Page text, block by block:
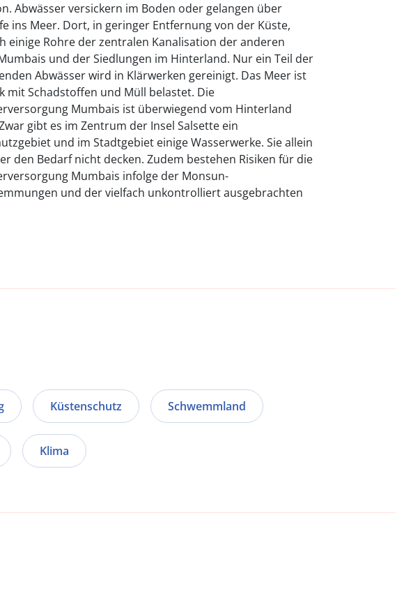
Abwässer versickern im Boden oder gelangen über
ins Meer. Dort, in geringer Entfernung von der Küste,
einige Rohre der zentralen Kanalisation der anderen
und der Siedlungen im Hinterland. Nur ein Teil der
Abwässer wird in Klärwerken gereinigt. Das Meer ist
mit Schadstoffen und Müll belastet. Die
Mumbais ist überwiegend vom Hinterland
gibt es im Zentrum der Insel Salsette ein
und im Stadtgebiet einige Wasserwerke. Sie allein
den Bedarf nicht decken. Zudem bestehen Risiken für die
Mumbais infolge der Monsun-
und der vielfach unkontrolliert ausgebrachten
Küstenschutz Schwemmland
Klima